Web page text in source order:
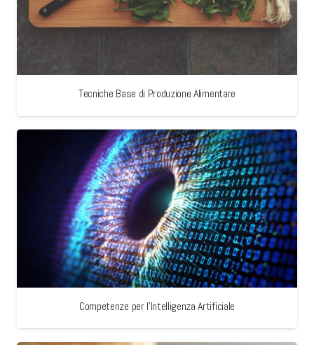
Tecniche Base di Produzione Alimentare
Competenze per l’Intelligenza Artificiale